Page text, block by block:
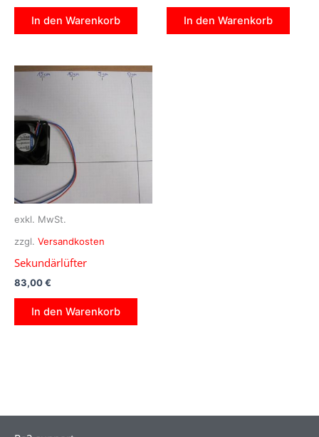
In den Warenkorb In den Warenkorb
exkl. MwSt.
zzgl. Versandkosten
Sekundärlüfter
83,00€
In den Warenkorb